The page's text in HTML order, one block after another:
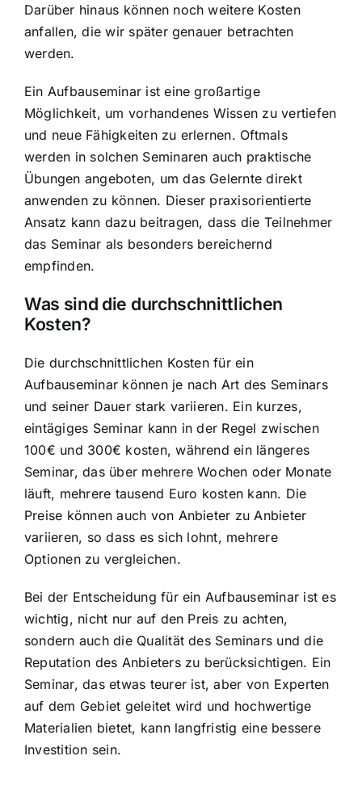
Darüber hinaus können noch weitere Kosten
anfallen, die wir später genauer betrachten
werden.
Ein Aufbauseminar ist eine großartige
Möglichkeit, um vorhandenes Wissen zu vertiefen
und neue Fähigkeiten zu erlernen. Oftmals
werden in solchen Seminaren auch praktische
Übungen angeboten, um das Gelernte direkt
anwenden zu können. Dieser praxisorientierte
Ansatz kann dazu beitragen, dass die Teilnehmer
das Seminar als besonders bereichernd
empfinden.
Was sind die durchschnittlichen
Kosten?
Die durchschnittlichen Kosten für ein
Aufbauseminar können je nach Art des Seminars
und seiner Dauer stark variieren. Ein kurzes,
eintägiges Seminar kann in der Regel zwischen
100€ und 300€ kosten, während ein längeres
Seminar, das über mehrere Wochen oder Monate
läuft, mehrere tausend Euro kosten kann. Die
Preise können auch von Anbieter zu Anbieter
variieren, so dass es sich lohnt, mehrere
Optionen zu vergleichen.
Bei der Entscheidung für ein Aufbauseminar ist es
wichtig, nicht nur auf den Preis zu achten,
sondern auch die Qualität des Seminars und die
Reputation des Anbieters zu berücksichtigen. Ein
Seminar, das etwas teurer ist, aber von Experten
auf dem Gebiet geleitet wird und hochwertige
Materialien bietet, kann langfristig eine bessere
Investition sein.